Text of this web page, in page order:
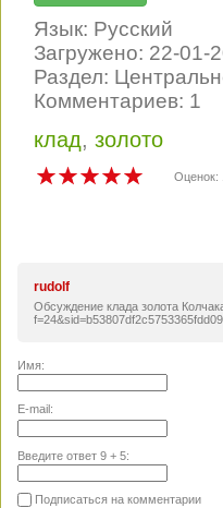
Язык: Русский
Загружено: 22-01-
Раздел:
Комментариев: 1
клад, золото
Оценок:
rudolf
Обсуждение клада золота
Имя:
E-mail:
Введите ответ 9+ 5:
Подписаться на комментарии